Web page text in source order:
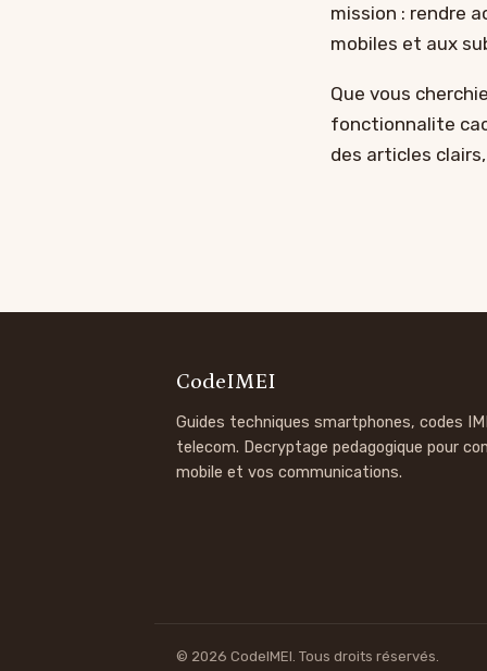
mission : rendre
mobiles et aux
Que vous
fonctionnalite
des articles
CodeIMEI
Guides techniques smartphones, codes
telecom. Decryptage pedagogique pour
mobile et vos communications.
© 2026 CodeIMEI. Tous droits réservés.